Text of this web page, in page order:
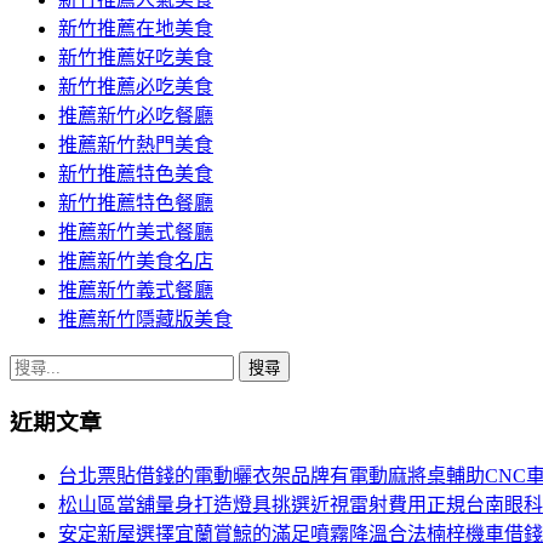
新竹推薦在地美食
新竹推薦好吃美食
新竹推薦必吃美食
推薦新竹必吃餐廳
推薦新竹熱門美食
新竹推薦特色美食
新竹推薦特色餐廳
推薦新竹美式餐廳
推薦新竹美食名店
推薦新竹義式餐廳
推薦新竹隱藏版美食
搜
關
近期文章
台北票貼借錢的電動曬衣架品牌有電動麻將桌輔助CNC
松山區當舖量身打造燈具挑選近視雷射費用正規台南眼科
安定新屋選擇宜蘭賞鯨的滿足噴霧降溫合法楠梓機車借錢